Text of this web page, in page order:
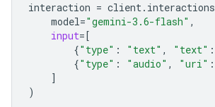
interaction = client. interactions
model="gemini-3.6-flash" ,
input=[
{"type" : "text" , "text" :
{"type" : "audio" , "uri" :
]
)